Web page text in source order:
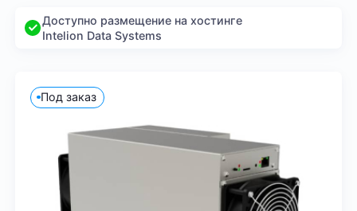
Доступно размещение на хостинге
Intelion Data Systems
Под заказ